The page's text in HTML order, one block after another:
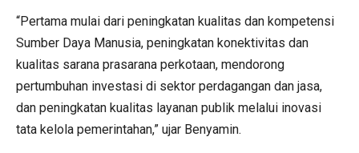
“Pertama mulai dari peningkatan kualitas dan kompetensi
Sumber Daya Manusia, peningkatan konektivitas dan
kualitas sarana prasarana perkotaan, mendorong
pertumbuhan investasi di sektor perdagangan dan jasa,
dan peningkatan kualitas layanan publik melalui inovasi
tata kelola pemerintahan,” ujar Benyamin.